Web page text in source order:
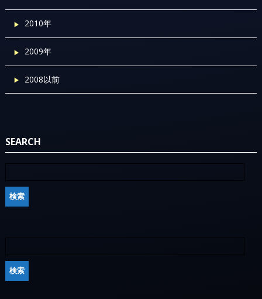
2010年
2009年
2008以前
SEARCH